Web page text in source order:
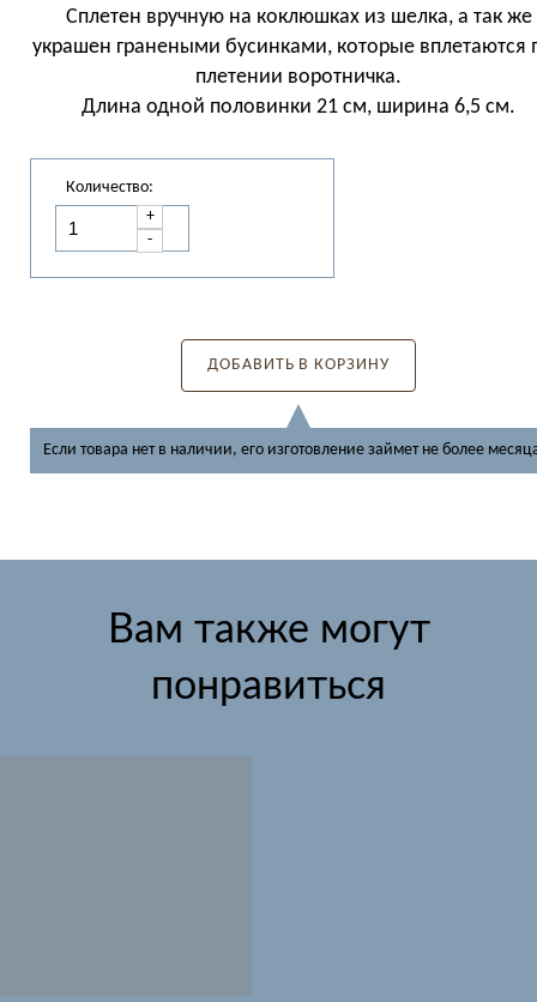
Сплетен вручную на коклюшках из шелка, а так же
украшен гранеными бусинками, которые вплетаются
плетении воротничка.
Длина одной половинки 21 см, ширина 6,5 см.
Количество:
+
-
ДОБАВИТЬ В КОРЗИНУ
Если товара нет в наличии, его изготовление займет не более
Вам также могут
понравиться